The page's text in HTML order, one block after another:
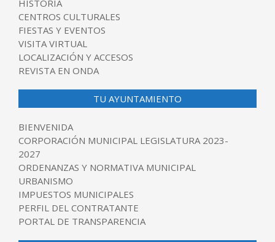
HISTORIA
CENTROS CULTURALES
FIESTAS Y EVENTOS
VISITA VIRTUAL
LOCALIZACIÓN Y ACCESOS
REVISTA EN ONDA
TU AYUNTAMIENTO
BIENVENIDA
CORPORACIÓN MUNICIPAL LEGISLATURA 2023-
2027
ORDENANZAS Y NORMATIVA MUNICIPAL
URBANISMO
IMPUESTOS MUNICIPALES
PERFIL DEL CONTRATANTE
PORTAL DE TRANSPARENCIA